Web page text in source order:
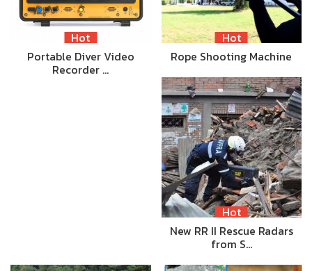
Hot
Portable Diver Video
Recorder …
Hot
Rope Shooting Machine
Hot
New RR II Rescue Radars
from S…